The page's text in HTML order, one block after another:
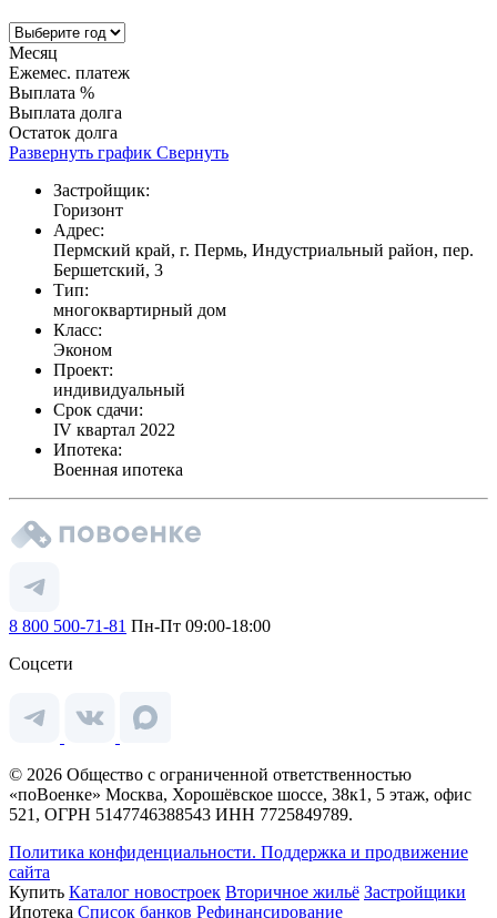
Месяц
Ежемес. платеж
Выплата %
Выплата долга
Остаток долга
Развернуть график Свернуть
Застройщик:
Горизонт
Адрес:
Пермский край, г. Пермь, Индустриальный район, пер.
Бершетский, 3
Тип:
многоквартирный дом
Класс:
Эконом
Проект:
индивидуальный
Срок сдачи:
IV квартал 2022
Ипотека:
Военная ипотека
8 800 500-71-81 Пн-Пт 09:00-18:00
Соцсети
© 2026 Общество с ограниченной ответственностью
«поВоенке» Москва, Хорошёвское шоссе, 38к1, 5 этаж, офис
521, ОГРН 5147746388543 ИНН 7725849789.
Политика конфиденциальности. Поддержка и продвижение
сайта
Купить Каталог новостроек Вторичное жильё Застройщики
Ипотека Список банков Рефинансирование